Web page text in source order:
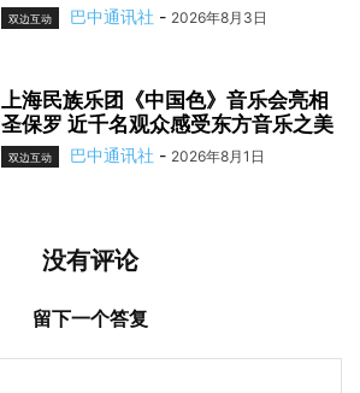
双边互动 巴中通讯社 - 2026年8月3日
上海民族乐团《中国色》音乐会亮相
圣保罗 近千名观众感受东方音乐之美
双边互动 巴中通讯社 - 2026年8月1日
没有评论
留下一个答复